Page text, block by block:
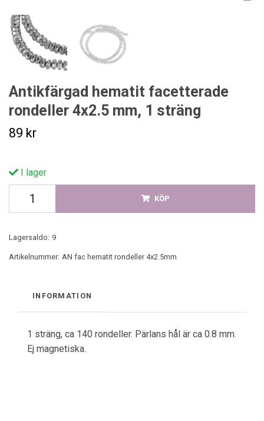
Antikfärgad hematit facetterade
rondeller 4x2.5 mm, 1 sträng
89 kr
I lager
KÖP
Lagersaldo: 9
Artikelnummer: AN fac hematit rondeller 4x2.5mm
INFORMATION
1 sträng, ca 140 rondeller. Pärlans hål är ca 0.8 mm.
Ej magnetiska.